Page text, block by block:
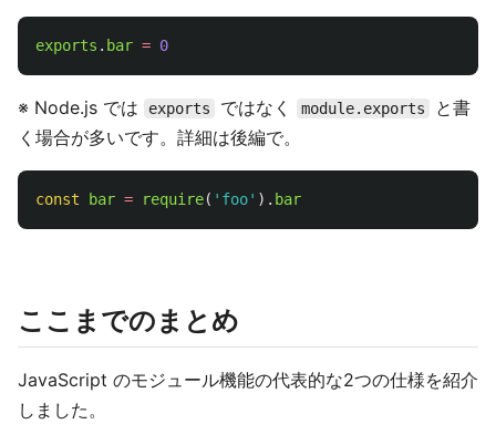
exports . bar = 0
※ Node.js では exports ではなく module.exports
と書
く場合が多いです。詳細は後編で。
const bar = require( ' foo' ). bar
ここまでのまとめ
JavaScript のモジュール機能の代表的な2つの仕様を紹介
しました。